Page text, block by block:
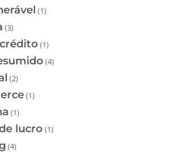
(1)
(3)
(1)
(4)
(2)
(1)
(1)
lucro (1)
(4)